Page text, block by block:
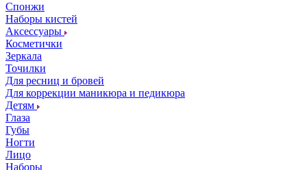
Спонжи
Наборы кистей
Аксессуары
Косметички
Зеркала
Точилки
Для ресниц и бровей
Для коррекции маникюра и педикюра
Детям
Глаза
Губы
Ногти
Лицо
Наборы